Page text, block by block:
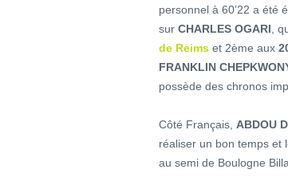
personnel à 60’22 a été
sur CHARLES OGARI ,
de Reims et 2ème aux
FRANKLIN
possède des chronos
Côté Français, ABDOU
réaliser un bon temps et
au semi de Boulogne